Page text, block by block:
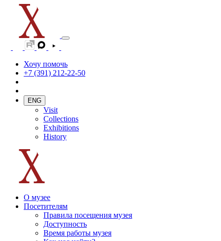
Хочу помочь
+7 (391) 212-22-50
ENG
Visit
Collections
Exhibitions
History
О музее
Посетителям
Правила посещения музея
Доступность
Время работы музея